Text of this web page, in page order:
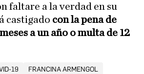
faltare a la verdad en su
castigado con la pena de
a un año o multa de 12
19 FRANCINA ARMENGOL